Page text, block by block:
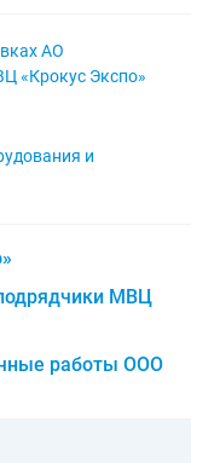
АО
«Крокус Экспо»
и
МВЦ
работы ООО